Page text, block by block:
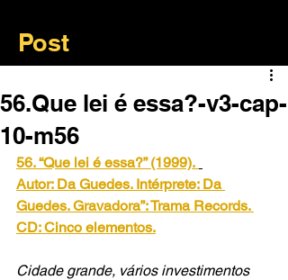
Post
56.Que lei é essa?-v3-cap-
10-m56
56. “Que lei é essa?” (1999).
Autor: Da Guedes. Intérprete: Da
Guedes. Gravadora”: Trama Records.
CD: Cinco elementos.
Cidade grande, vários investimentos